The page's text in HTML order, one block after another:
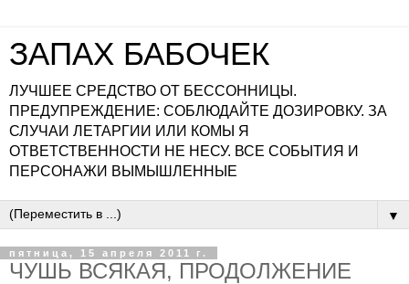
ЗАПАХ БАБОЧЕК
ЛУЧШЕЕ СРЕДСТВО ОТ БЕССОННИЦЫ.
ПРЕДУПРЕЖДЕНИЕ: СОБЛЮДАЙТЕ ДОЗИРОВКУ. ЗА
СЛУЧАИ ЛЕТАРГИИ ИЛИ КОМЫ Я
ОТВЕТСТВЕННОСТИ НЕ НЕСУ. ВСЕ СОБЫТИЯ И
ПЕРСОНАЖИ ВЫМЫШЛЕННЫЕ
▼
пятница, 15 апреля 2011 г.
ЧУШЬ ВСЯКАЯ, ПРОДОЛЖЕНИЕ